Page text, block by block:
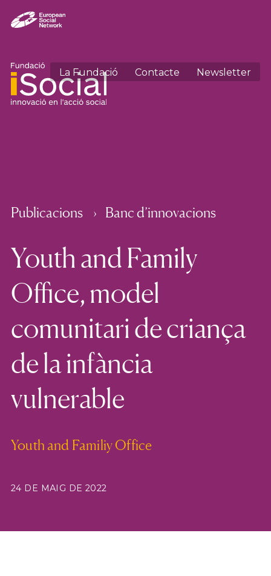
La Fundació Contacte Newsletter
Publicacions Banc d’innovacions
Youth and Family
Office, model
comunitari de criança
de la infància
vulnerable
Youth and Familiy Office
24 DE MAIG DE 2022